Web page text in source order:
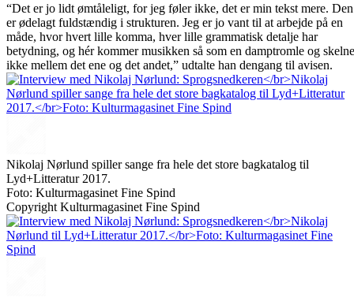
“Det er jo lidt ømtåleligt, for jeg føler ikke, det er min tekst mere. Den
er ødelagt fuldstændig i strukturen. Jeg er jo vant til at arbejde på en
måde, hvor hvert lille komma, hver lille grammatisk detalje har
betydning, og hér kommer musikken så som en damptromle og
ikke mellem det ene og det andet,” udtalte han dengang til avisen.
Nikolaj Nørlund spiller sange fra hele det store bagkatalog til
Lyd+Litteratur 2017.
Foto: Kulturmagasinet Fine Spind
Copyright Kulturmagasinet Fine Spind